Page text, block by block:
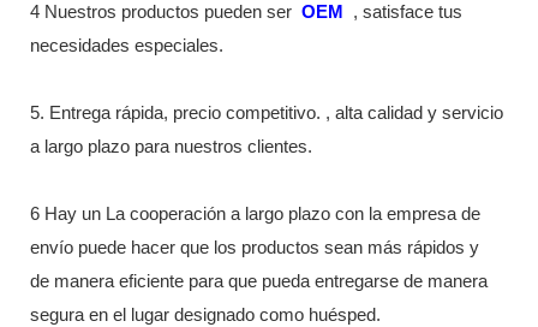
4 Nuestros productos pueden ser OEM
, satisface tus
necesidades especiales.
5. Entrega rápida, precio competitivo. , alta calidad y servicio
a largo plazo para nuestros clientes.
6 Hay un La cooperación a largo plazo con la empresa de
envío puede hacer que los productos sean más rápidos y
de manera eficiente para que pueda entregarse de manera
segura en el lugar designado como huésped.